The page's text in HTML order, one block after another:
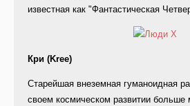
известная как "Фантастическая
Кри (Kree)
Старейшая внеземная гуманоидная
своем космическом развитии